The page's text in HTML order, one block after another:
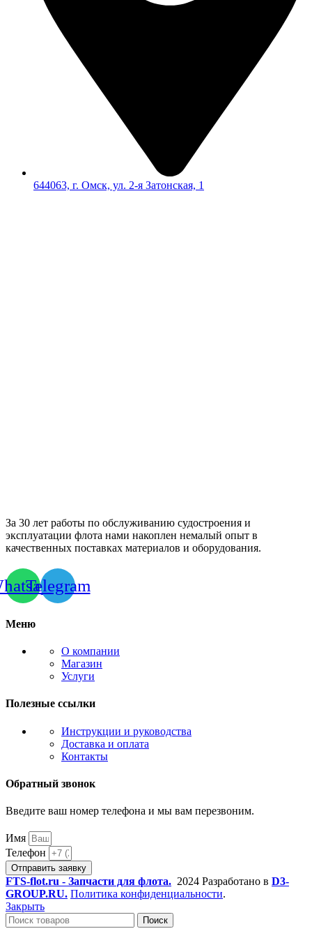
644063, г. Омск, ул. 2-я Затонская, 1
За 30 лет работы по обслуживанию судостроения и
эксплуатации флота нами накоплен немалый опыт в
качественных поставках материалов и оборудования.
Telegram
Меню
О компании
Магазин
Услуги
Полезные ссылки
Инструкции и руководства
Доставка и оплата
Контакты
Обратный звонок
Введите ваш номер телефона и мы вам перезвоним.
Имя
Телефон
Отправить заявку
FTS-flot.ru - Запчасти для флота. 2024 Разработано в D3-
GROUP.RU. Политика конфиденциальности.
Закрыть
Поиск